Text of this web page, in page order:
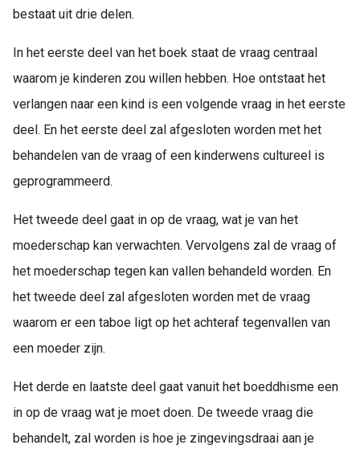
bestaat uit drie delen.
In het eerste deel van het boek staat de vraag centraal
waarom je kinderen zou willen hebben. Hoe ontstaat het
verlangen naar een kind is een volgende vraag in het eerste
deel. En het eerste deel zal afgesloten worden met het
behandelen van de vraag of een kinderwens cultureel is
geprogrammeerd.
Het tweede deel gaat in op de vraag, wat je van het
moederschap kan verwachten. Vervolgens zal de vraag of
het moederschap tegen kan vallen behandeld worden. En
het tweede deel zal afgesloten worden met de vraag
waarom er een taboe ligt op het achteraf tegenvallen van
een moeder zijn.
Het derde en laatste deel gaat vanuit het boeddhisme een
in op de vraag wat je moet doen. De tweede vraag die
behandelt, zal worden is hoe je zingevingsdraai aan je